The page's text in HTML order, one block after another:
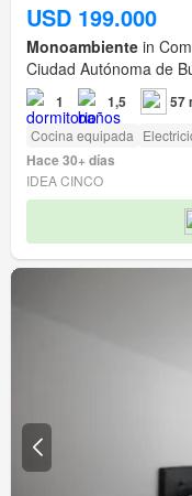
USD 199.000
Monoambiente in
Ciudad Autónoma de
1 1,5 57
Cocina equipada
Hace 30+ días
IDEA CINCO